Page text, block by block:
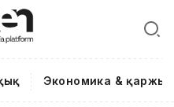
Экономика & қаржы